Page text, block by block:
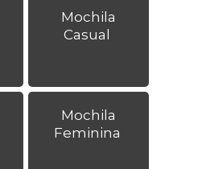
Mochila
Casual
Mochila
Feminina